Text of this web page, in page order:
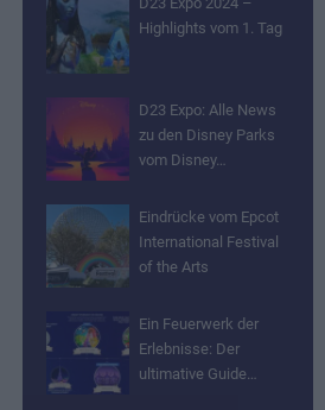
Highlights vom 1. Tag
D23 Expo: Alle News
zu den Disney Parks
vom Disney…
Eindrücke vom Epcot
International Festival
of the Arts
Ein Feuerwerk der
Erlebnisse: Der
ultimative Guide…